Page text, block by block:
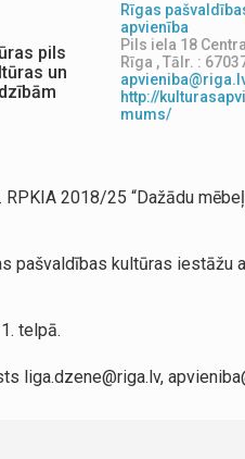
pils
un
Rīgas
apvienība
Pils iela 18
Rīga , Tālr. :
http://
mums/
2018/25 “Dažādu
pašvaldības kultūras
telpā.
liga.dzene@riga.lv,